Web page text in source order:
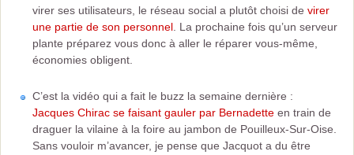
virer ses utilisateurs, le réseau social a plutôt choisi de virer
une partie de son personnel . La prochaine fois qu’un serveur
plante préparez vous donc à aller le réparer vous-même,
économies obligent.
C’est la vidéo qui a fait le buzz la semaine dernière :
Jacques Chirac se faisant gauler par Bernadette en train de
draguer la vilaine à la foire au jambon de Pouilleux-Sur-Oise.
Sans vouloir m’avancer, je pense que Jacquot a du être